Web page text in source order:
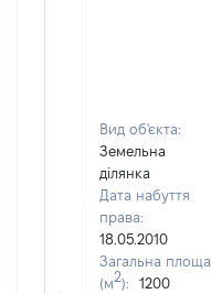
Вид об'єкта:
Земельна
ділянка
Дата набуття
права:
18.05.2010
Загальна площа
(м2):
1200